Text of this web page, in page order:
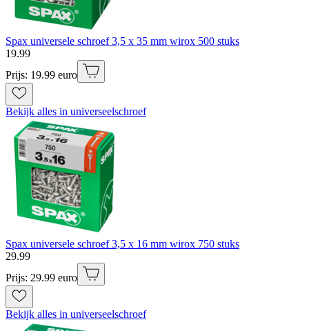
Spax universele schroef 3,5 x 35 mm wirox 500 stuks
19.99
Prijs: 19.99 euro
Bekijk alles in universeelschroef
Spax universele schroef 3,5 x 16 mm wirox 750 stuks
29.99
Prijs: 29.99 euro
Bekijk alles in universeelschroef